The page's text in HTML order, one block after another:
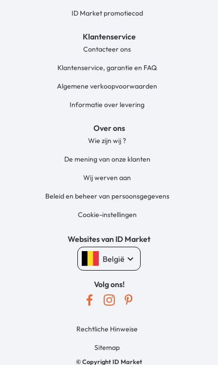
ID Market promotiecod
Klantenservice
Contacteer ons
Klantenservice, garantie en FAQ
Algemene verkoopvoorwaarden
Informatie over levering
Over ons
Wie zijn wij ?
De mening van onze klanten
Wij werven aan
Beleid en beheer van persoonsgegevens
Cookie-instellingen
Websites van ID Market
België keyboard_arrow_down
Volg ons!
© Copyright ID Market
Rechtliche Hinweise
Sitemap